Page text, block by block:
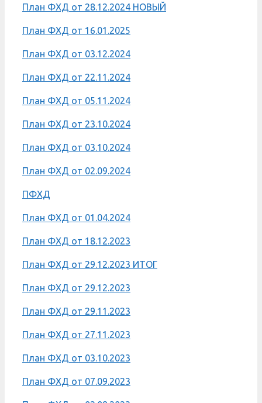
План ФХД от 28.12.2024 НОВЫЙ
План ФХД от 16.01.2025
План ФХД от 03.12.2024
План ФХД от 22.11.2024
План ФХД от 05.11.2024
План ФХД от 23.10.2024
План ФХД от 03.10.2024
План ФХД от 02.09.2024
ПФХД
План ФХД от 01.04.2024
План ФХД от 18.12.2023
План ФХД от 29.12.2023 ИТОГ
План ФХД от 29.12.2023
План ФХД от 29.11.2023
План ФХД от 27.11.2023
План ФХД от 03.10.2023
План ФХД от 07.09.2023